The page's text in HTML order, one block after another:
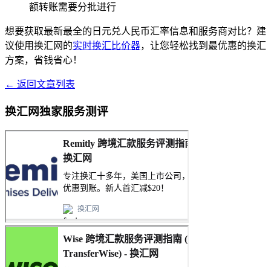
额转账需要分批进行
想要获取最新最全的日元兑人民币汇率信息和服务商对比？建
议使用换汇网的实时换汇比价器，让您轻松找到最优惠的换汇
方案，省钱省心！
← 返回文章列表
换汇网独家服务测评